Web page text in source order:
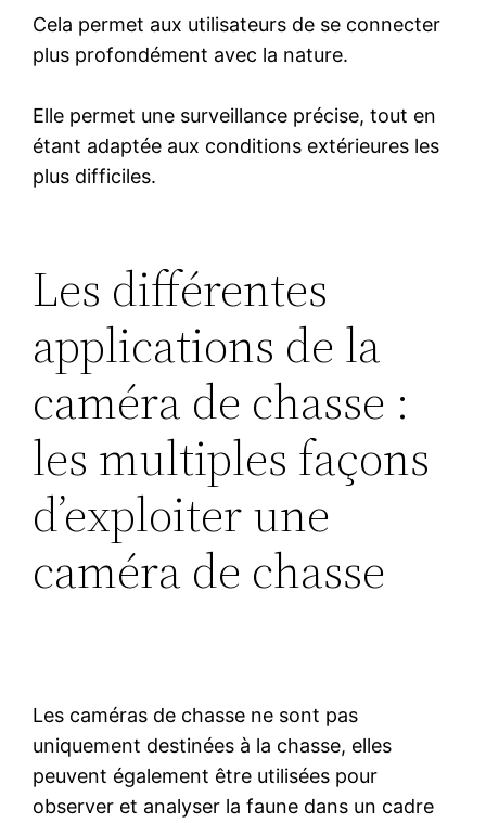
Cela permet aux utilisateurs de se connecter
plus profondément avec la nature.
Elle permet une surveillance précise, tout en
étant adaptée aux conditions extérieures les
plus difficiles.
Les différentes
applications de la
caméra de chasse :
les multiples façons
d’exploiter une
caméra de chasse
Les caméras de chasse ne sont pas
uniquement destinées à la chasse, elles
peuvent également être utilisées pour
observer et analyser la faune dans un cadre